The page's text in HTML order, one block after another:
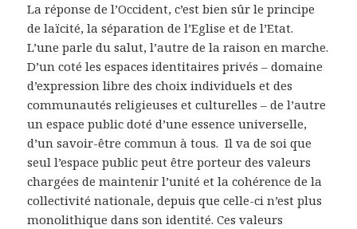
La réponse de l’Occident, c’est bien sûr le principe
de laïcité, la séparation de l’Eglise et de l’Etat.
L’une parle du salut, l’autre de la raison en marche.
D’un coté les espaces identitaires privés – domaine
d’expression libre des choix individuels et des
communautés religieuses et culturelles – de l’autre
un espace public doté d’une essence universelle,
d’un savoir-être commun à tous. Il va de soi que
seul l’espace public peut être porteur des valeurs
chargées de maintenir l’unité et la cohérence de la
collectivité nationale, depuis que celle-ci n’est plus
monolithique dans son identité. Ces valeurs